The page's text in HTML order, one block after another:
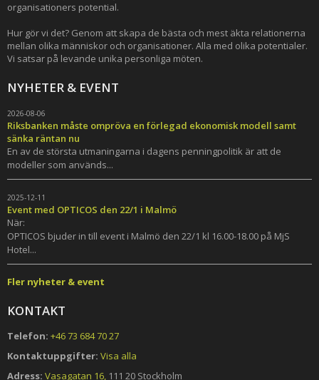
organisationers potential.
Hur gör vi det? Genom att skapa de bästa och mest äkta relationerna
mellan olika människor och organisationer. Alla med olika potentialer.
Vi satsar på levande unika personliga möten.
NYHETER & EVENT
2026-08-06
Riksbanken måste ompröva en förlegad ekonomisk modell samt
sänka räntan nu
En av de största utmaningarna i dagens penningpolitik är att de
modeller som används...
2025-12-11
Event med OPTICOS den 22/1 i Malmö
När:
OPTICOS bjuder in till event i Malmö den 22/1 kl 16.00-18.00 på MjS
Hotel...
Fler nyheter & event
KONTAKT
Telefon: +46 73 684 70 27
Kontaktuppgifter: Visa alla
Adress: Vasagatan 16, 111 20 Stockholm